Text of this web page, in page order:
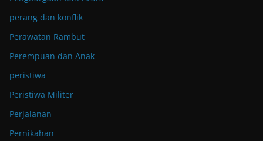
perang dan konflik
Perawatan Rambut
Perempuan dan Anak
peristiwa
Peristiwa Militer
Perjalanan
Pernikahan